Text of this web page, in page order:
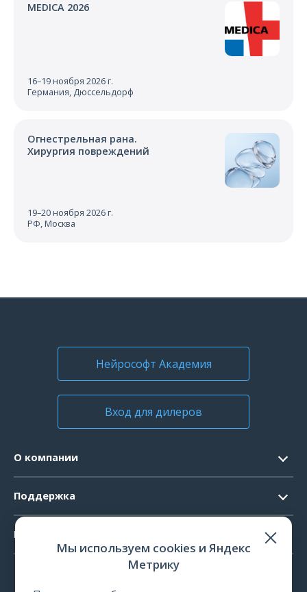
MEDICA 2026
16–19 ноября 2026 г.
Германия, Дюссельдорф
Огнестрельная рана.
Хирургия повреждений
19–20 ноября 2026 г.
РФ, Москва
Нейрософт Академия
Вход для дилеров
О компании
Официальные документы
Поддержка
Системные требования
Продукты
Мы используем cookies и Яндекс
Метрику